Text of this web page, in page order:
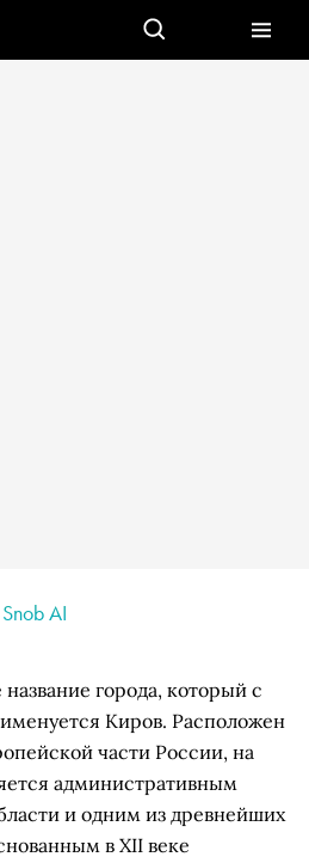
AI
города, который с
Киров. Расположен
части России, на
административным
и одним из древнейших
в XII веке